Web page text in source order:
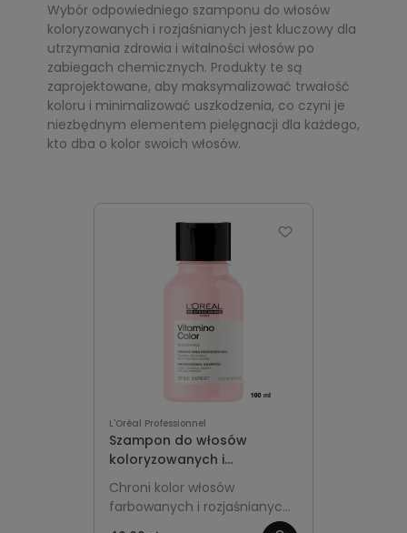
Wybór odpowiedniego szamponu do włosów
koloryzowanych i rozjaśnianych jest kluczowy dla
utrzymania zdrowia i witalności włosów po
zabiegach chemicznych. Produkty te są
zaprojektowane, aby maksymalizować trwałość
koloru i minimalizować uszkodzenia, co czyni je
niezbędnym elementem pielęgnacji dla każdego,
kto dba o kolor swoich włosów.
L'Oréal Professionnel
Szampon do włosów
koloryzowanych i
rozjaśnianych 100ml L'Oréal
Professionnel Vitamino
Color
Chroni kolor włosów
farbowanych i rozjaśnianych,
zapobiega blaknięciu i nadaje